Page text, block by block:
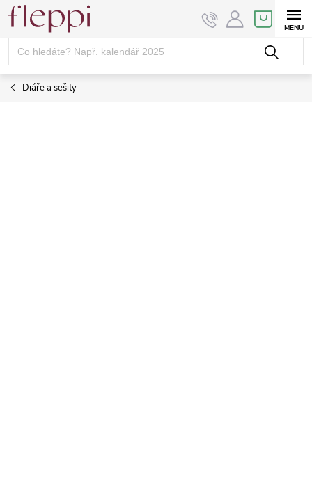
Přejít
obsah
NÁKUPNÍ
KOŠÍK
Diáře a sešity